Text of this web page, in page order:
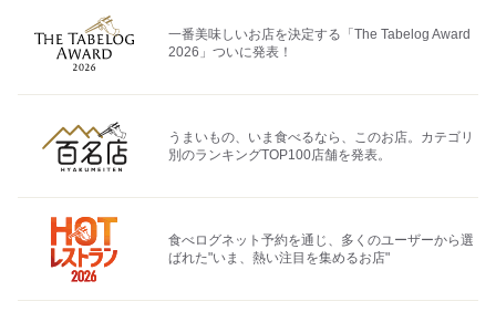
一番美味しいお店を決定する「The Tabelog Award
2026」ついに発表！
うまいもの、いま食べるなら、このお店。カテゴリ
別のランキングTOP100店舗を発表。
食べログネット予約を通じ、多くのユーザーから選
ばれた"いま、熱い注目を集めるお店"